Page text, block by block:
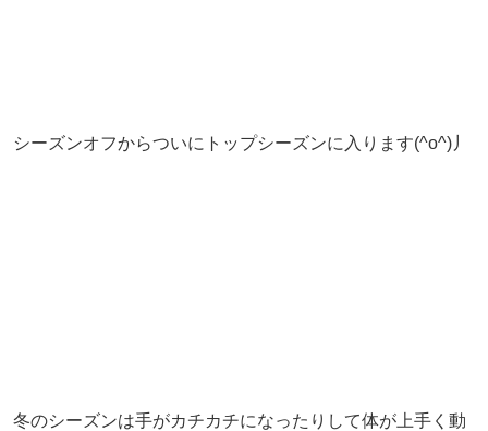
シーズンオフからついにトップシーズンに入ります(^o^)丿
冬のシーズンは手がカチカチになったりして体が上手く動